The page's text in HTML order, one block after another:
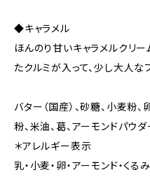
◆キャラメル
ほんのり甘いキャラメルクリー
たクルミが入って、少し大人な
バター（国産）、砂糖、小麦粉、
粉、米油、葛、アーモンドパウダ
＊アレルギー表示
乳・小麦・卵・アーモンド・くるみ